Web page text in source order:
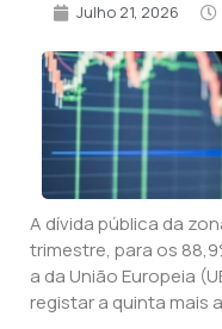
Julho 21, 2026
A dívida pública da
trimestre, para os
a da União Europeia
registar a quinta mais